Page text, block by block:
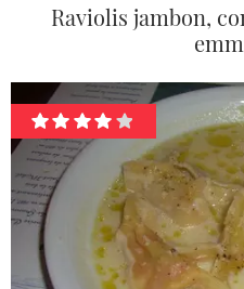
Raviolis jambon,